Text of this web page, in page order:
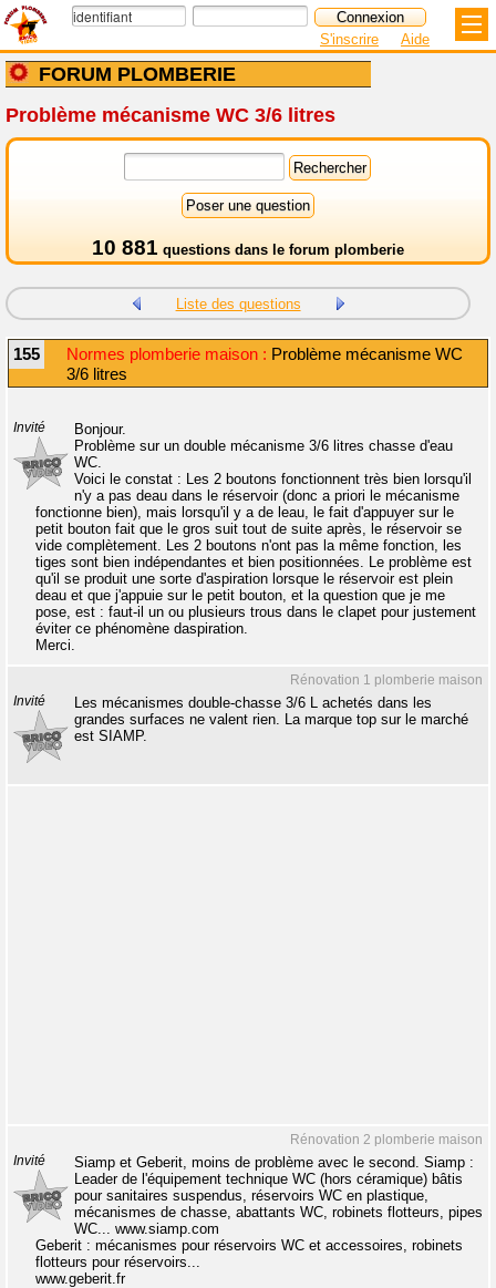
FORUM PLOMBERIE
S'inscrire Aide
Problème mécanisme WC 3/6 litres
10 881 questions dans le forum plomberie
Liste des questions
155 Normes plomberie maison : Problème mécanisme WC
3/6 litres
Invité
Bonjour.
Problème sur un double mécanisme 3/6 litres chasse d'eau
WC.
Voici le constat : Les 2 boutons fonctionnent très bien lorsqu'il
n'y a pas deau dans le réservoir (donc a priori le mécanisme
fonctionne bien), mais lorsqu'il y a de leau, le fait d'appuyer sur le
petit bouton fait que le gros suit tout de suite après, le réservoir se
vide complètement. Les 2 boutons n'ont pas la même fonction, les
tiges sont bien indépendantes et bien positionnées. Le problème est
qu'il se produit une sorte d'aspiration lorsque le réservoir est plein
deau et que j'appuie sur le petit bouton, et la question que je me
pose, est : faut-il un ou plusieurs trous dans le clapet pour justement
éviter ce phénomène daspiration.
Merci.
Rénovation 1 plomberie maison
Invité
Les mécanismes double-chasse 3/6 L achetés dans les
grandes surfaces ne valent rien. La marque top sur le marché
est SIAMP.
Rénovation 2 plomberie maison
Invité
Siamp et Geberit, moins de problème avec le second. Siamp :
Leader de l'équipement technique WC (hors céramique) bâtis
pour sanitaires suspendus, réservoirs WC en plastique,
mécanismes de chasse, abattants WC, robinets flotteurs, pipes
WC... www.siamp.com
Geberit : mécanismes pour réservoirs WC et accessoires, robinets
flotteurs pour réservoirs...
www.geberit.fr